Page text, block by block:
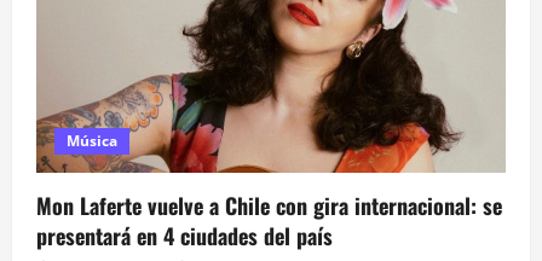
Música
Mon Laferte vuelve a Chile con gira internacional: se
presentará en 4 ciudades del país